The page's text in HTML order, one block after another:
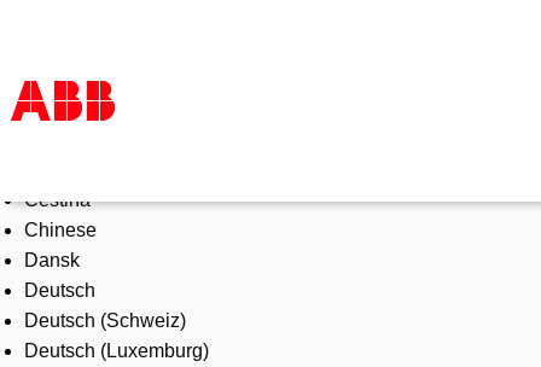
Products & Solutions
Industries
Services
About us
Where to buy
Contact us
Čeština
Chinese
Dansk
Deutsch
Deutsch (Schweiz)
Deutsch (Luxemburg)